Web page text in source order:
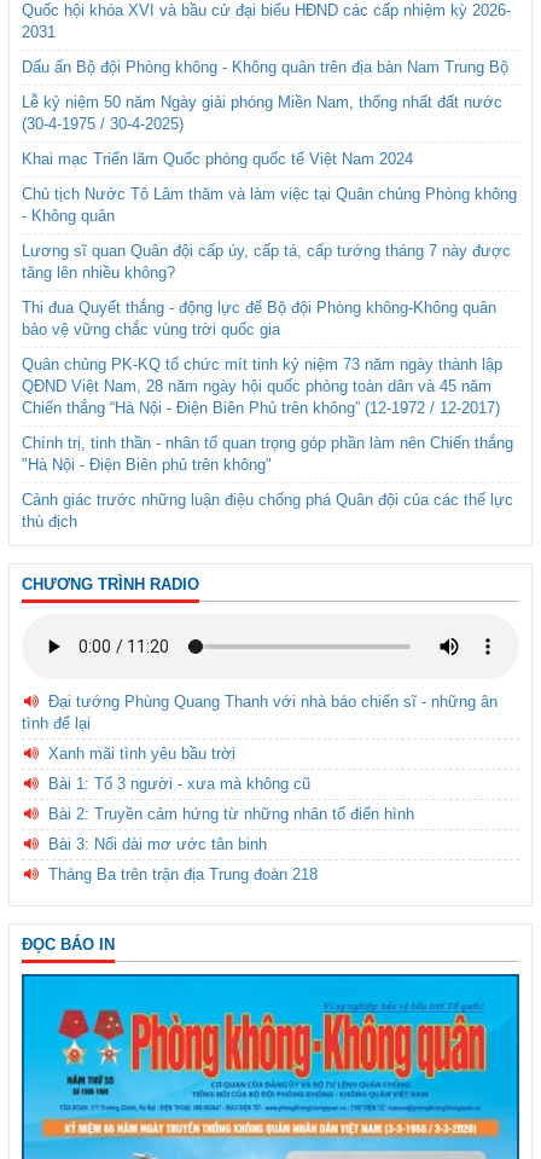
Quốc hội khóa XVI và bầu cử đại biểu HĐND các cấp nhiệm kỳ 2026-
2031
Dấu ấn Bộ đội Phòng không - Không quân trên địa bàn Nam Trung Bộ
Lễ kỷ niệm 50 năm Ngày giải phóng Miền Nam, thống nhất đất nước
(30-4-1975 / 30-4-2025)
Khai mạc Triển lãm Quốc phòng quốc tế Việt Nam 2024
Chủ tịch Nước Tô Lâm thăm và làm việc tại Quân chủng Phòng không
- Không quân
Lương sĩ quan Quân đội cấp úy, cấp tá, cấp tướng tháng 7 này được
tăng lên nhiều không?
Thi đua Quyết thắng - động lực để Bộ đội Phòng không-Không quân
bảo vệ vững chắc vùng trời quốc gia
Quân chủng PK-KQ tổ chức mít tinh kỷ niệm 73 năm ngày thành lập
QĐND Việt Nam, 28 năm ngày hội quốc phòng toàn dân và 45 năm
Chiến thắng “Hà Nội - Điện Biên Phủ trên không” (12-1972 / 12-2017)
Chính trị, tinh thần - nhân tố quan trọng góp phần làm nên Chiến thắng
"Hà Nội - Điện Biên phủ trên không"
Cảnh giác trước những luận điệu chống phá Quân đội của các thế lực
thù địch
CHƯƠNG TRÌNH RADIO
Đại tướng Phùng Quang Thanh với nhà báo chiến sĩ - những ân
tình để lại
Xanh mãi tình yêu bầu trời
Bài 1: Tổ 3 người - xưa mà không cũ
Bài 2: Truyền cảm hứng từ những nhân tố điển hình
Bài 3: Nối dài mơ ước tân binh
Tháng Ba trên trận địa Trung đoàn 218
ĐỌC BÁO IN